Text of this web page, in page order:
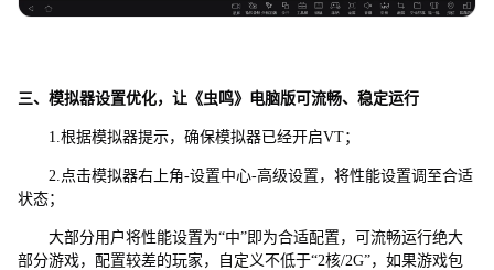
三、模拟器设置优化，让《虫鸣》电脑版可流畅、稳定运行
1.根据模拟器提示，确保模拟器已经开启VT；
2.点击模拟器右上角-设置中心-高级设置，将性能设置调至合适
状态；
大部分用户将性能设置为“中”即为合适配置，可流畅运行绝大
部分游戏，配置较差的玩家，自定义不低于“2核/2G”，如果游戏包